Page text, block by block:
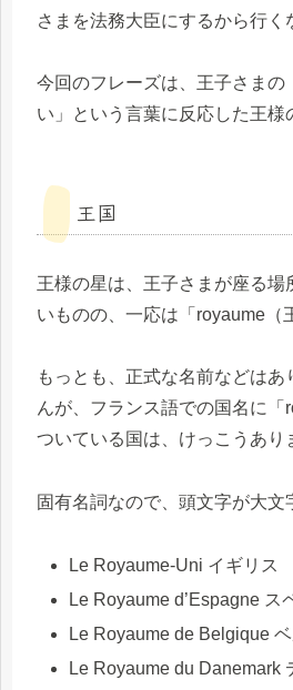
さまを法務大臣にするから行く
今回のフレーズは、王子さまの
い」という言葉に反応した王様
王国
王様の星は、王子さまが座る場
いものの、一応は「royaume（
もっとも、正式な名前などは
んが、フランス語での国名に
ついている国は、けっこうあり
固有名詞なので、頭文字が大文
Le Royaume-Uni イギリス
Le Royaume d’Espagne ス
Le Royaume de Belgique
Le Royaume du Danemark